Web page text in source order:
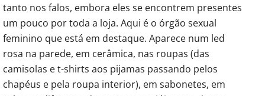
tanto nos falos, embora eles se encontrem presentes
um pouco por toda a loja. Aqui é o órgão sexual
feminino que está em destaque. Aparece num led
rosa na parede, em cerâmica, nas roupas (das
camisolas e t-shirts aos pijamas passando pelos
chapéus e pela roupa interior), em sabonetes, em